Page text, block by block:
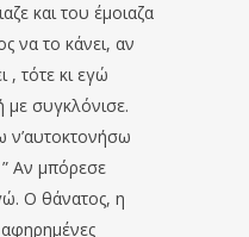
και του έμοιαζα
να το κάνει, αν
, τότε κι εγώ
συγκλόνισε.
ν’αυτοκτονήσω
Αν μπόρεσε
Ο θάνατος, η
αφηρημένες